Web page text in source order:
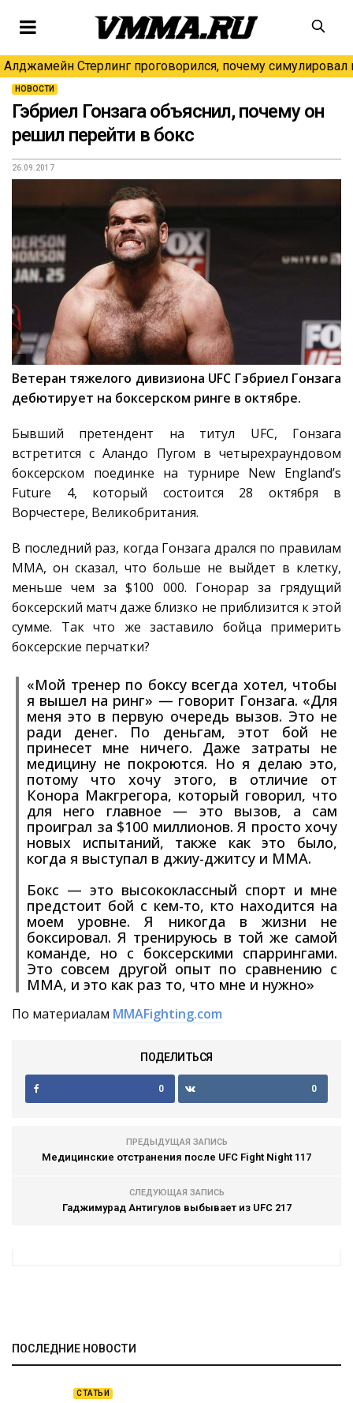
Алджамейн Стерлинг проговорился, почему симулировал
НОВОСТИ
Гэбриел Гонзага объяснил, почему он
решил перейти в бокс
26.09.2017
Ветеран тяжелого дивизиона UFC Гэбриел Гонзага
дебютирует на боксерском ринге в октябре.
Бывший претендент на титул UFC, Гонзага
встретится с Аландо Пугом в четырехраундовом
боксерском поединке на турнире New England’s
Future 4, который состоится 28 октября в
Ворчестере, Великобритания.
В последний раз, когда Гонзага дрался по правилам
ММА, он сказал, что больше не выйдет в клетку,
меньше чем за $100 000. Гонорар за грядущий
боксерский матч даже близко не приблизится к этой
сумме. Так что же заставило бойца примерить
боксерские перчатки?
«Мой тренер по боксу всегда хотел, чтобы
я вышел на ринг» — говорит Гонзага. «Для
меня это в первую очередь вызов. Это не
ради денег. По деньгам, этот бой не
принесет мне ничего. Даже затраты не
медицину не покроются. Но я делаю это,
потому что хочу этого, в отличие от
Конора Макгрегора, который говорил, что
для него главное — это вызов, а сам
проиграл за $100 миллионов. Я просто хочу
новых испытаний, также как это было,
когда я выступал в джиу-джитсу и ММА.
Бокс — это высококлассный спорт и мне
предстоит бой с кем-то, кто находится на
моем уровне. Я никогда в жизни не
боксировал. Я тренируюсь в той же самой
команде, но с боксерскими спаррингами.
Это совсем другой опыт по сравнению с
ММА, и это как раз то, что мне и нужно»
По материалам MMAFighting.com
ПОДЕЛИТЬСЯ
0 0
ПРЕДЫДУЩАЯ ЗАПИСЬ
Медицинские отстранения после UFC Fight Night 117
СЛЕДУЮЩАЯ ЗАПИСЬ
Гаджимурад Антигулов выбывает из UFC 217
ПОСЛЕДНИЕ НОВОСТИ
СТАТЬИ